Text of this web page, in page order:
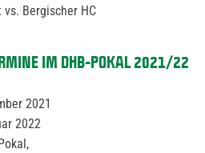
Bergischer HC
IM DHB-POKAL 2021/22
2021
2022